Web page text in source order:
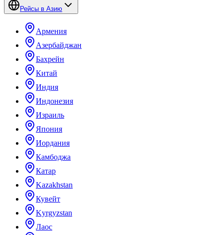
Рейсы в Азию
Армения
Азербайджан
Бахрейн
Китай
Индия
Индонезия
Израиль
Япония
Иордания
Камбоджа
Катар
Kazakhstan
Кувейт
Kyrgyzstan
Лаос